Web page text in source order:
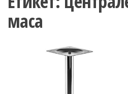
маса